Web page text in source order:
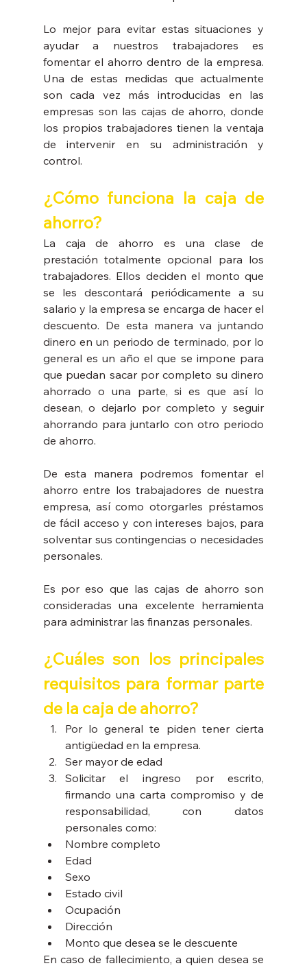
Lo mejor para evitar estas situaciones y
ayudar a nuestros trabajadores es
fomentar el ahorro dentro de la empresa.
Una de estas medidas que actualmente
son cada vez más introducidas en las
empresas son las cajas de ahorro, donde
los propios trabajadores tienen la ventaja
de intervenir en su administración y
control.
¿Cómo funciona la caja de
ahorro?
La caja de ahorro es una clase de
prestación totalmente opcional para los
trabajadores. Ellos deciden el monto que
se les descontará periódicamente a su
salario y la empresa se encarga de hacer el
descuento. De esta manera va juntando
dinero en un periodo de terminado, por lo
general es un año el que se impone para
que puedan sacar por completo su dinero
ahorrado o una parte, si es que así lo
desean, o dejarlo por completo y seguir
ahorrando para juntarlo con otro periodo
de ahorro.
De esta manera podremos fomentar el
ahorro entre los trabajadores de nuestra
empresa, así como otorgarles préstamos
de fácil acceso y con intereses bajos, para
solventar sus contingencias o necesidades
personales.
Es por eso que las cajas de ahorro son
consideradas una excelente herramienta
para administrar las finanzas personales.
¿Cuáles son los principales
requisitos para formar parte
de la caja de ahorro?
Por lo general te piden tener cierta
antigüedad en la empresa.
Ser mayor de edad
Solicitar el ingreso por escrito,
firmando una carta compromiso y de
responsabilidad, con datos
personales como:
Nombre completo
Edad
Sexo
Estado civil
Ocupación
Dirección
Monto que desea se le descuente
En caso de fallecimiento, a quien desea se